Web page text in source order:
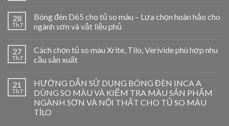
28
Th7
Bóng đèn D65 cho tủ so màu – Lựa chọn hoàn hảo cho
ngành sơn và vật liệu phủ
27
Th7
Cách chọn tủ so màu Xrite, Tilo, Verivide phù hợp nhu
cầu sản xuất
21
Th7
HƯỚNG DẪN SỬ DỤNG BÓNG ĐÈN INCA A
DÙNG SO MÀU VÀ KIỂM TRA MÀU SẢN PHẨM
NGÀNH SƠN VÀ NỘI THẤT CHO TỦ SO MÀU
TİLO